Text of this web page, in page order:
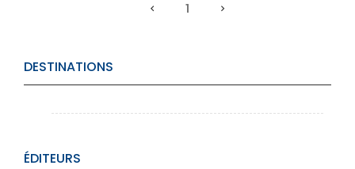
DESTINATIONS
ÉDITEURS
1